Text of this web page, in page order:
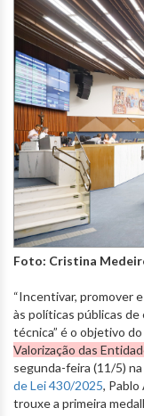
Foto: Cristina
“Incentivar, promover
às políticas públicas de
técnica” é o objetivo do
Valorização das
segunda-feira (11/5)
de Lei 430/2025, Pablo
trouxe a primeira